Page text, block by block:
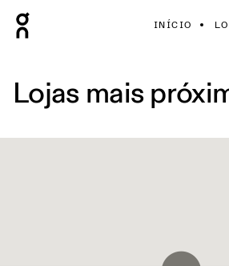
INÍCIO
Lojas mais